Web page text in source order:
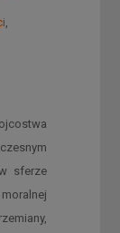
sferze